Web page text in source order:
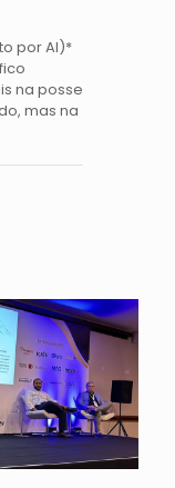
por AI)*
na posse
mas na